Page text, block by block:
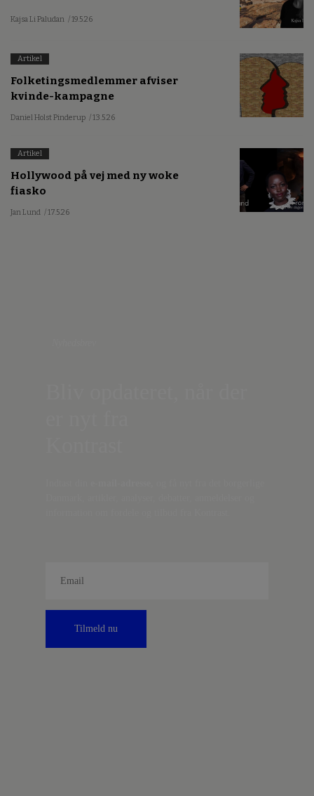
Kajsa Li Paludan / 19.5.26
Artikel
Folketingsmedlemmer afviser
kvinde-kampagne
Daniel Holst Pinderup / 13.5.26
Artikel
Hollywood på vej med ny woke
fiasko
Jan Lund / 17.5.26
Tilmeld nu